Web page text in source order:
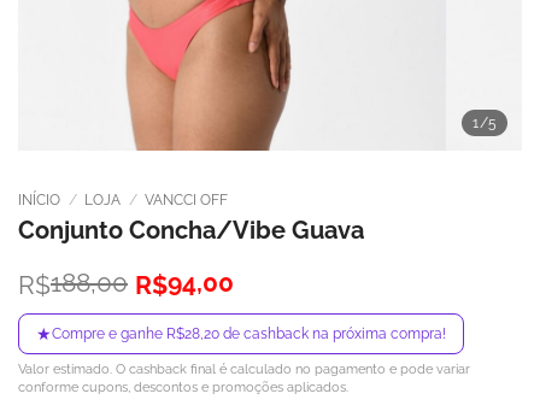
1 /5
INÍCIO / LOJA / VANCCI OFF
Conjunto Concha/Vibe Guava
R$188,00
O
preço
original
era:
R$188,00.
R$94,00
O
preço
atual
é:
R$94,00.
★Compre e ganhe R$28,20 de cashback na próxima compra!
Valor estimado. O cashback final é calculado no pagamento e pode variar
conforme cupons, descontos e promoções aplicados.